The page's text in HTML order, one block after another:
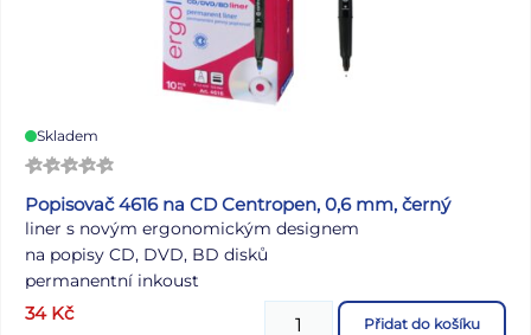
Skladem
Popisovač 4616 na CD Centropen, 0,6 mm, černý
liner s novým ergonomickým designem
na popisy CD, DVD, BD disků
permanentní inkoust
alkoholová báze
34 Kč Přidat do košíku